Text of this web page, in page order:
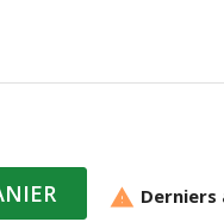
